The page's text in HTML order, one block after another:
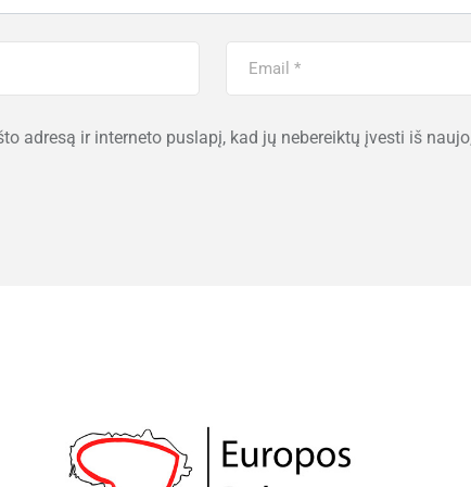
adresą ir interneto puslapį, kad jų nebereiktų įvesti iš